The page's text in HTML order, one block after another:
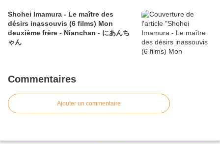
Shohei Imamura - Le maître des
désirs inassouvis (6 films) Mon
deuxième frère - Nianchan - にあんち
ゃん
Commentaires
Ajouter un commentaire